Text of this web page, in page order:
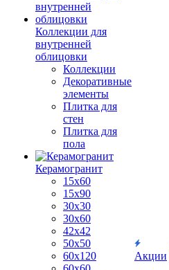
Коллекции для
внутренней
облицовки
Коллекции
Декоративные
элементы
Плитка для
стен
Плитка для
пола
Керамогранит
15х60
15x90
30х30
30х60
42х42
50х50
60х120
Акции